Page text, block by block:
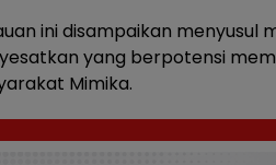
ini disampaikan
yang berpotensi
Mimika.